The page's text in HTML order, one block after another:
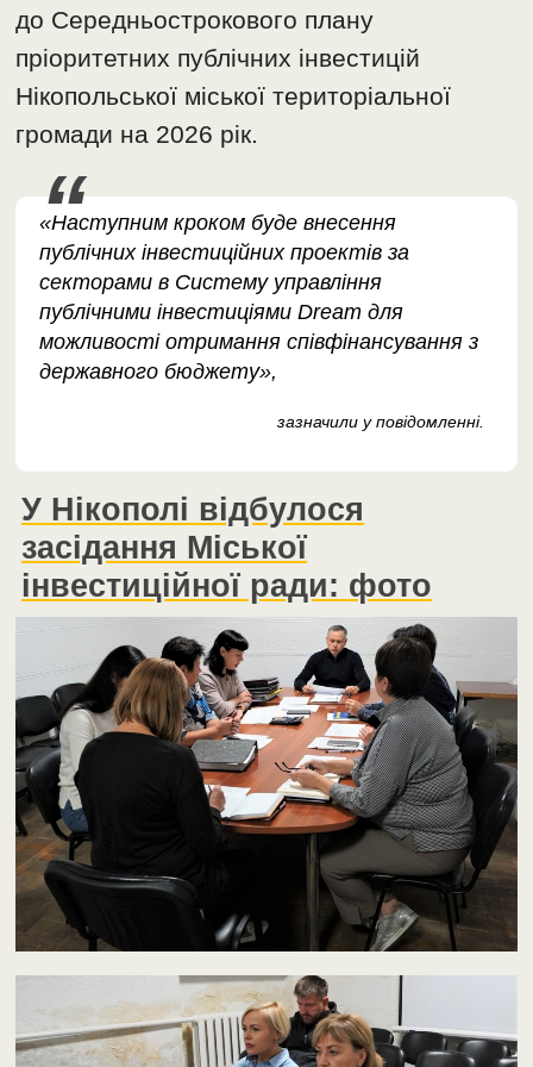
до Середньострокового плану
пріоритетних публічних інвестицій
Нікопольської міської територіальної
громади на 2026 рік.
«Наступним кроком буде внесення
публічних інвестиційних проектів за
секторами в Систему управління
публічними інвестиціями Dream для
можливості отримання співфінансування з
державного бюджету»,
зазначили у повідомленні.
У Нікополі відбулося
засідання Міської
інвестиційної ради: фото